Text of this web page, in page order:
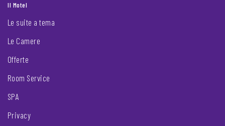
Il Motel
Le suite a tema
Le Camere
Offerte
Room Service
SPA
Privacy